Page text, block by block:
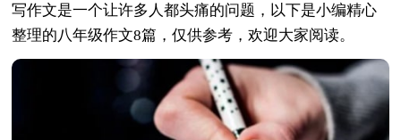
写作文是一个让许多人都头痛的问题，以下是小编精心
整理的八年级作文8篇，仅供参考，欢迎大家阅读。